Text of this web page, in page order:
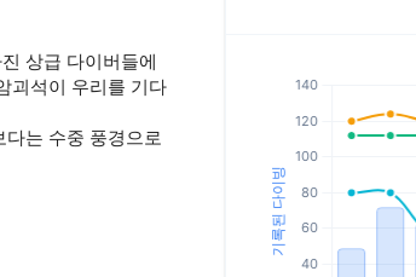
상급 다이버들에
괴석이 우리를 기다
는 수중 풍경으로